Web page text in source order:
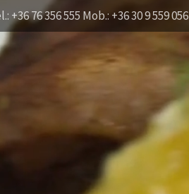
76 356 555 Mob.: +36 30 9 559 056